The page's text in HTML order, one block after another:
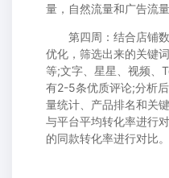
量，自然流量和广告流
第四周：结合店铺数
优化，筛选出来的关键
等;文字、星星、视频、
有2-5条优质评论;分析
量统计、产品排名和关
与平台平均转化率进行
的同款转化率进行对比。